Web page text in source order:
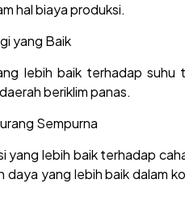
hal biaya produksi.
yang Baik
lebih baik terhadap
beriklim panas.
Sempurna
yang lebih baik terhadap
yang lebih baik dalam